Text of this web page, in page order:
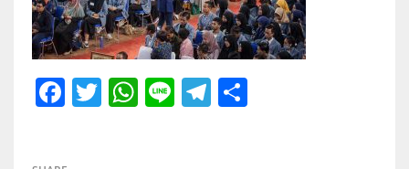
Facebook
Twitter
WhatsApp
LineTelegram